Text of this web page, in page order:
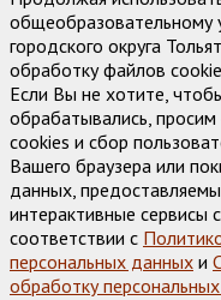
городского округа
обработку файлов
Если Вы не хотите,
обрабатывались,
cookies и сбор
Вашего браузера или
данных,
интерактивные сервисы
соответствии с
персональных данных и
обработку